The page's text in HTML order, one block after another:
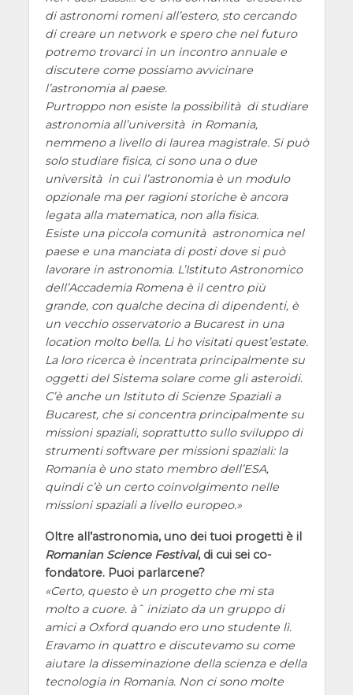
di astronomi romeni all’estero, sto cercando
di creare un network e spero che nel futuro
potremo trovarci in un incontro annuale e
discutere come possiamo avvicinare
l’astronomia al paese.
Purtroppo non esiste la possibilità di studiare
astronomia all’università in Romania,
nemmeno a livello di laurea magistrale. Si può
solo studiare fisica, ci sono una o due
università in cui l’astronomia è un modulo
opzionale ma per ragioni storiche è ancora
legata alla matematica, non alla fisica.
Esiste una piccola comunità astronomica nel
paese e una manciata di posti dove si può
lavorare in astronomia. L’Istituto Astronomico
dell’Accademia Romena è il centro più
grande, con qualche decina di dipendenti, è
un vecchio osservatorio a Bucarest in una
location molto bella. Li ho visitati quest’estate.
La loro ricerca è incentrata principalmente su
oggetti del Sistema solare come gli asteroidi.
C’è anche un Istituto di Scienze Spaziali a
Bucarest, che si concentra principalmente su
missioni spaziali, soprattutto sullo sviluppo di
strumenti software per missioni spaziali: la
Romania è uno stato membro dell’ESA,
quindi c’è un certo coinvolgimento nelle
missioni spaziali a livello europeo.
Oltre all’astronomia, uno dei tuoi progetti è il
Romanian Science Festival, di cui sei co-
fondatore. Puoi parlarcene?
Certo, questo è un progetto che mi sta
molto a cuore. àˆ iniziato da un gruppo di
amici a Oxford quando ero uno studente lì.
Eravamo in quattro e discutevamo su come
aiutare la disseminazione della scienza e della
tecnologia in Romania. Non ci sono molte